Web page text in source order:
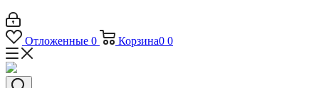
Отложенные 0 Корзина0 0